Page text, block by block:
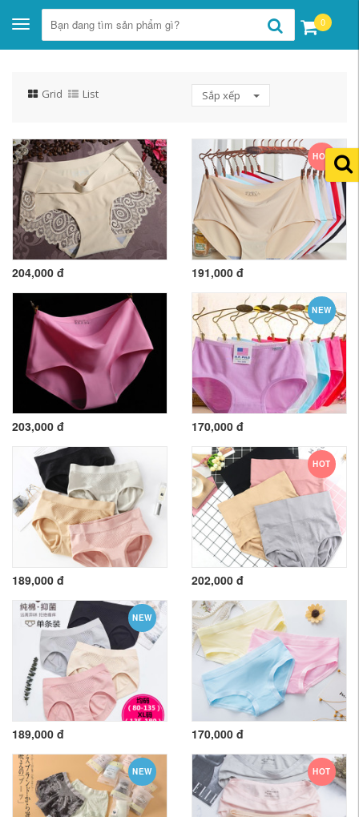
Toggle
navigation
0
Grid List Sắp xếp
204,000 đ
HOT
191,000 đ
203,000 đ
NEW
170,000 đ
189,000 đ
HOT
202,000 đ
NEW
189,000 đ 170,000 đ
NEW HOT